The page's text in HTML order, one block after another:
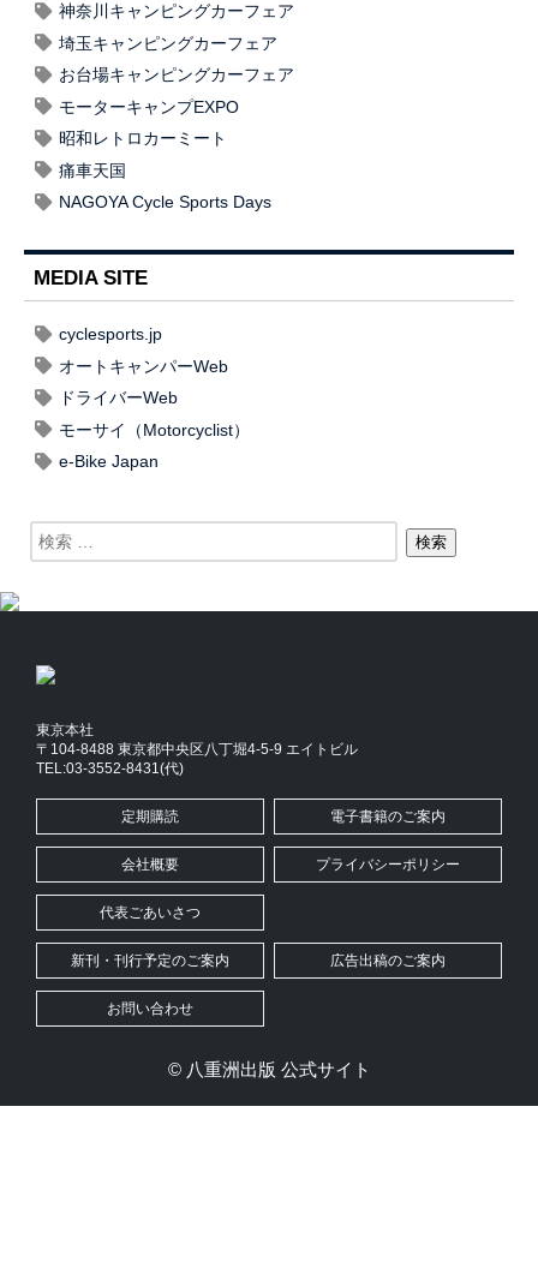
神奈川キャンピングカーフェア
埼玉キャンピングカーフェア
お台場キャンピングカーフェア
モーターキャンプEXPO
昭和レトロカーミート
痛車天国
NAGOYA Cycle Sports Days
MEDIA SITE
cyclesports.jp
オートキャンパーWeb
ドライバーWeb
モーサイ（Motorcyclist）
e-Bike Japan
東京本社
〒104-8488 東京都中央区八丁堀4-5-9 エイトビル
TEL:03-3552-8431(代)
定期購読 電子書籍のご案内
会社概要 プライバシーポリシー
代表ごあいさつ
新刊・刊行予定のご案内 広告出稿のご案内
お問い合わせ
© 八重洲出版 公式サイト